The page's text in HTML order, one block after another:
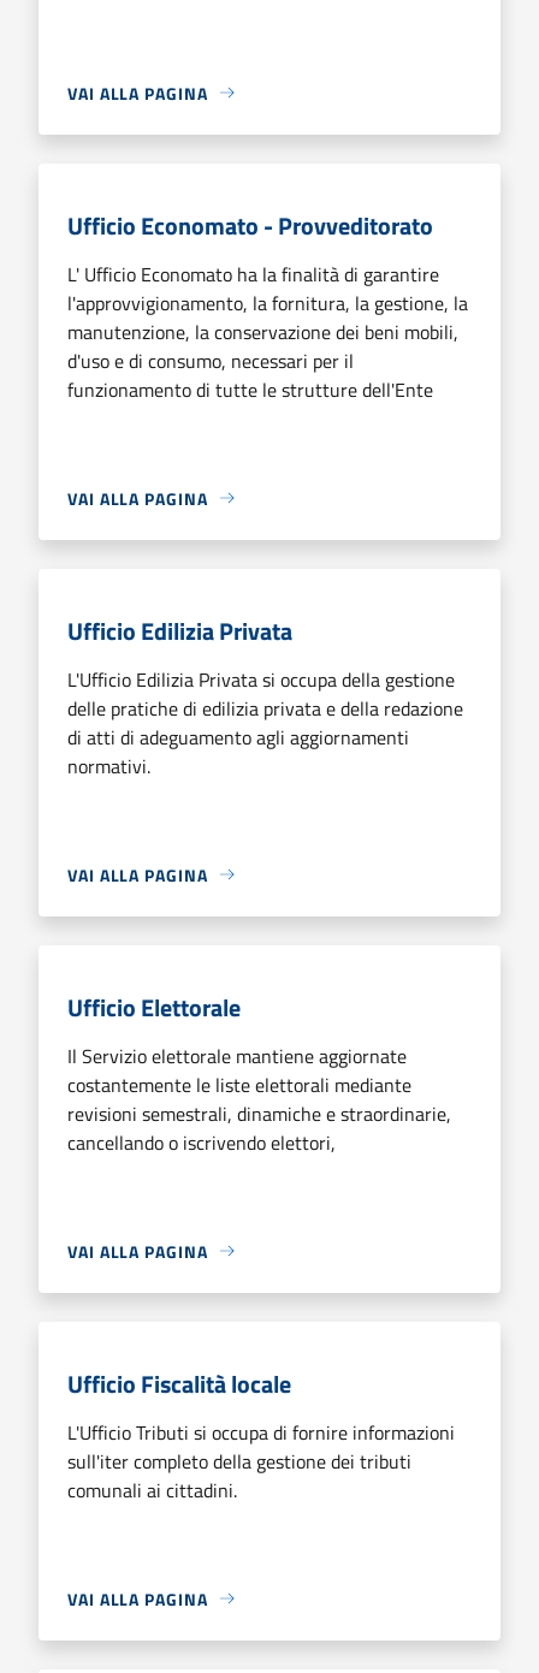
VAI ALLA PAGINA
Ufficio Economato - Provveditorato
L' Ufficio Economato ha la finalità di garantire
l'approvvigionamento, la fornitura, la gestione, la
manutenzione, la conservazione dei beni mobili,
d'uso e di consumo, necessari per il
funzionamento di tutte le strutture dell'Ente
VAI ALLA PAGINA
Ufficio Edilizia Privata
L'Ufficio Edilizia Privata si occupa della gestione
delle pratiche di edilizia privata e della redazione
di atti di adeguamento agli aggiornamenti
normativi.
VAI ALLA PAGINA
Ufficio Elettorale
Il Servizio elettorale mantiene aggiornate
costantemente le liste elettorali mediante
revisioni semestrali, dinamiche e straordinarie,
cancellando o iscrivendo elettori,
VAI ALLA PAGINA
Ufficio Fiscalità locale
L'Ufficio Tributi si occupa di fornire informazioni
sull'iter completo della gestione dei tributi
comunali ai cittadini.
VAI ALLA PAGINA